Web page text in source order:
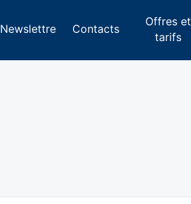
Newslettre Contacts
Offres et
tarifs